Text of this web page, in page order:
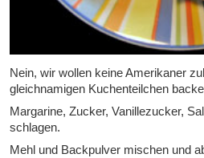
Nein, wir wollen keine Amerikaner
gleichnamigen Kuchenteilchen
Margarine, Zucker, Vanillezucker,
schlagen.
Mehl und Backpulver mischen und